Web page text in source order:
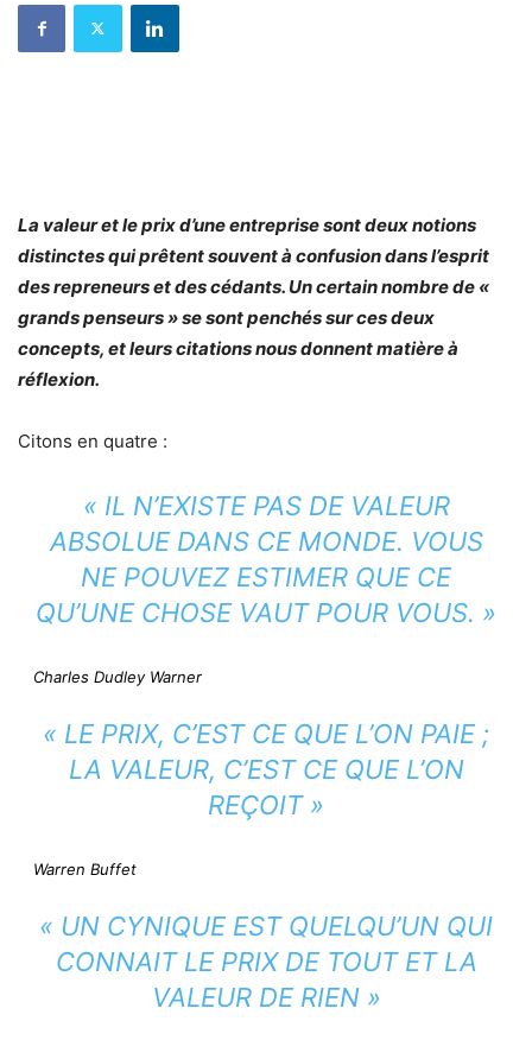
La valeur et le prix d’une entreprise sont deux notions
distinctes qui prêtent souvent à confusion dans l’esprit
des repreneurs et des cédants. Un certain nombre de «
grands penseurs » se sont penchés sur ces deux
concepts, et leurs citations nous donnent matière à
réflexion.
Citons en quatre :
« IL N’EXISTE PAS DE VALEUR
ABSOLUE DANS CE MONDE. VOUS
NE POUVEZ ESTIMER QUE CE
QU’UNE CHOSE VAUT POUR VOUS. »
Charles Dudley Warner
« LE PRIX, C’EST CE QUE L’ON PAIE ;
LA VALEUR, C’EST CE QUE L’ON
REÇOIT »
Warren Buffet
« UN CYNIQUE EST QUELQU’UN QUI
CONNAIT LE PRIX DE TOUT ET LA
VALEUR DE RIEN »